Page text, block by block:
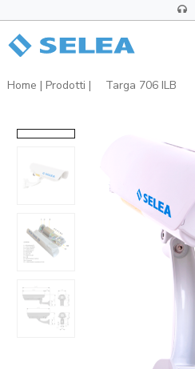
Home | Prodotti | Targa 706 ILB